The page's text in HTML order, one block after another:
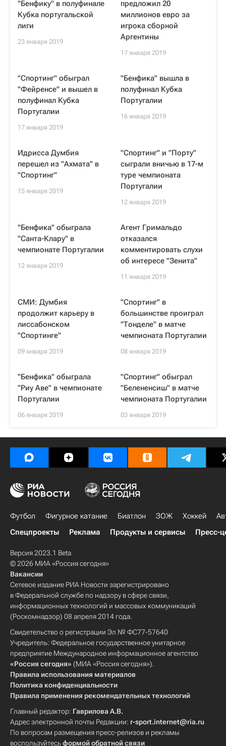
"Бенфику" в полуфинале
Кубка португальской
лиги
23 января 2019
предложил 20
миллионов евро за
игрока сборной
Аргентины
17 января 2019
"Спортинг" обыграл
"Фейренсе" и вышел в
полуфинал Кубка
Португалии
17 января 2019
"Бенфика" вышла в
полуфинал Кубка
Португалии
16 января 2019
Идрисса Думбия
перешел из "Ахмата" в
"Спортинг"
15 января 2019
"Спортинг" и "Порту"
сыграли вничью в 17-м
туре чемпионата
Португалии
12 января 2019
"Бенфика" обыграла
"Санта-Клару" в
чемпионате Португалии
12 января 2019
Агент Гримальдо
отказался
комментировать слухи
об интересе "Зенита"
11 января 2019
СМИ: Думбия
продолжит карьеру в
лиссабонском
"Спортинге"
09 января 2019
"Спортинг" в
большинстве проиграл
"Тонделе" в матче
чемпионата Португалии
08 января 2019
"Бенфика" обыграла
"Риу Аве" в чемпионате
Португалии
06 января 2019
"Спортинг" обыграл
"Белененсиш" в матче
чемпионата Португалии
03 января 2019
Футбол Фигурное катание Биатлон ЗОЖ Хоккей
Спецпроекты
Реклама Продукты и сервисы Пресс-
Версия 2023.1 Beta
© 2026 МИА «Россия сегодня»
Вакансии
Сетевое издание РИА Новости зарегистрировано
в Федеральной службе по надзору в сфере связи,
информационных технологий и массовых коммуникаций
(Роскомнадзор) 08 апреля 2014 года.
Свидетельство о регистрации Эл № ФС77-57640
Учредитель: Федеральное государственное унитарное
предприятие Международное информационное агентство
«Россия сегодня» (МИА «Россия сегодня»).
Правила использования материалов
Политика конфиденциальности
Правила применения рекомендательных технологий
Главный редактор: Гаврилова А.В.
Адрес электронной почты Редакции: r-sport.internet@ria.ru
По вопросам размещения пресс-релизов и рекламы
воспользуйтесьформой обратной связи